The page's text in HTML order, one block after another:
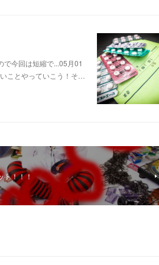
今回は短縮で...05月01
ことやっていこう！そ…
！！！